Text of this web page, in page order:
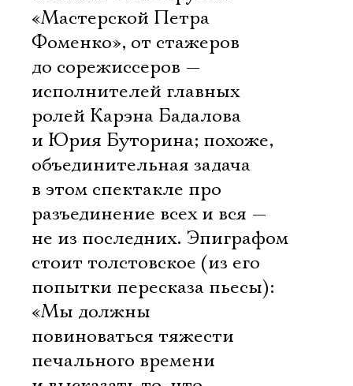
«Мастерской Петра
Фоменко», от стажеров
до сорежиссеров —
исполнителей главных
ролей Карэна Бадалова
и Юрия Буторина; похоже,
объединительная задача
в этом спектакле про
разъединение всех и вся —
не из последних. Эпиграфом
стоит толстовское (из его
попытки пересказа пьесы):
«Мы должны
повиноваться тяжести
печального времени